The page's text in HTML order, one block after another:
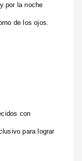
por la noche
de los ojos.
con
para lograr